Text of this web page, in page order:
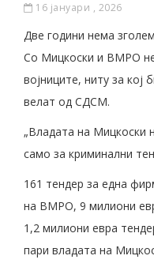
16 јануари , 2026
Две години нема
Со Мицкоски и ВМРО
војниците, ниту за кој
велат од СДСМ.
„Владата на Мицкоски
сaмо за криминални
161 тендер за една
на ВМРО, 9 милиони
1,2 милиони евра
пари владата на